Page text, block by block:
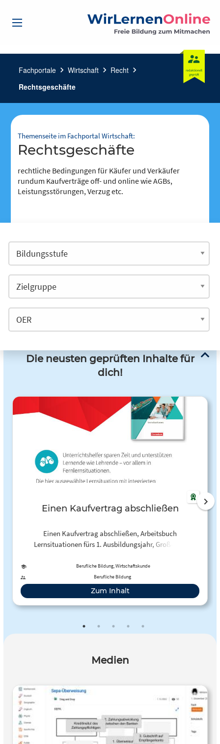
Fachportale chevron_right Wirtschaft chevron_right Recht chevron_right
Rechtsgeschäfte
Themenseite im Fachportal Wirtschaft:
Rechtsgeschäfte
rechtliche Bedingungen für Käufer und Verkäufer
rundum Kaufverträge off- und online wie AGBs,
Leistungsstörungen, Verzug etc.
Die neusten geprüften Inhalte für
dich!
Einen Kaufvertrag abschließen
Einen Kaufvertrag abschließen, Arbeitsbuch
Lernsituationen fürs 1. Ausbildungsjahr, Groß- und
Berufliche Bildung, Wirtschaftskunde
Berufliche Bildung
Zum Inhalt
Medien